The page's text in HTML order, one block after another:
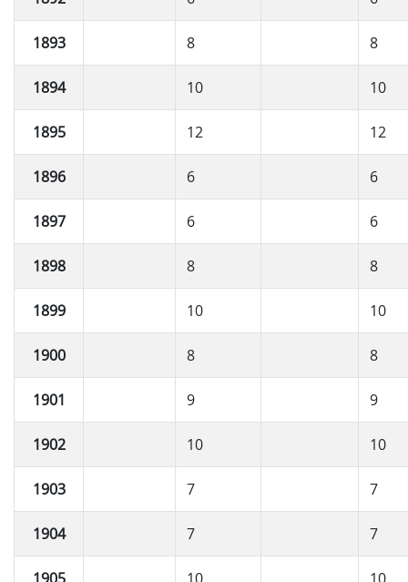
1893 8 8
1894 10 10
1895 12 12
1896 6 6
1897 6 6
1898 8 8
1899 10 10
1900 8 8
1901 9 9
1902 10 10
1903 7 7
1904 7 7